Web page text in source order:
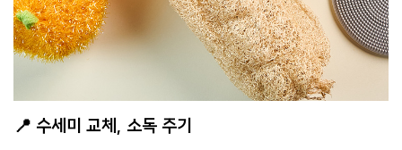
📍 수세미 교체, 소독 주기